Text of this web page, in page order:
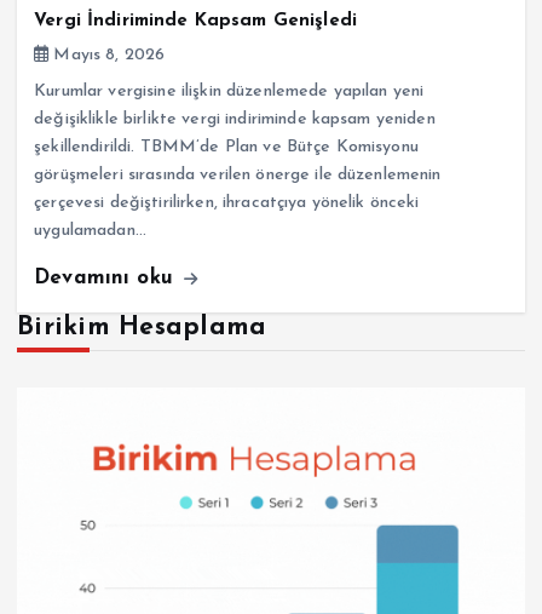
Vergi İndiriminde Kapsam Genişledi
Mayıs 8, 2026
Kurumlar vergisine ilişkin düzenlemede yapılan yeni
değişiklikle birlikte vergi indiriminde kapsam yeniden
şekillendirildi. TBMM’de Plan ve Bütçe Komisyonu
görüşmeleri sırasında verilen önerge ile düzenlemenin
çerçevesi değiştirilirken, ihracatçıya yönelik önceki
uygulamadan…
Devamını oku
Birikim Hesaplama